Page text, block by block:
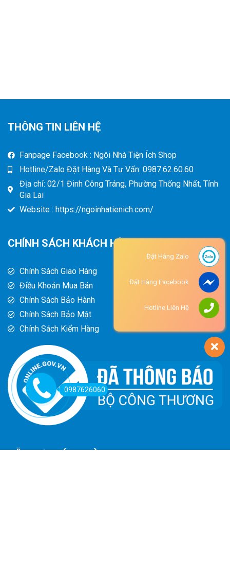
THÔNG TIN LIÊN HỆ
Fanpage Facebook : Ngôi Nhà Tiện Ích Shop
Hotline/Zalo Đặt Hàng Và Tư Vấn: 0987.62.60.60
Địa chỉ: 02/1 Đinh Công Tráng, Phường Thống Nhất, Tỉnh
Gia Lai
Website : https://ngoinhatienich.com/
CHÍNH SÁCH KHÁCH HÀNG
Chính Sách Giao Hàng
Điều Khoản Mua Bán
Chính Sách Bảo Hành
Chính Sách Bảo Mật
Chính Sách Kiểm Hàng
HỖ TRỢ KHÁCH HÀNG
0987626060
Đặt Hàng Zalo
Đặt Hàng Facebook
Hotline Liên Hệ